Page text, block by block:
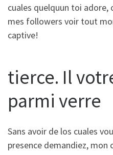
cuales quelquun toi
mes followers voir tout
captive!
tierce. Il
parmi verre
Sans avoir de los cuales
presence demandiez, mon